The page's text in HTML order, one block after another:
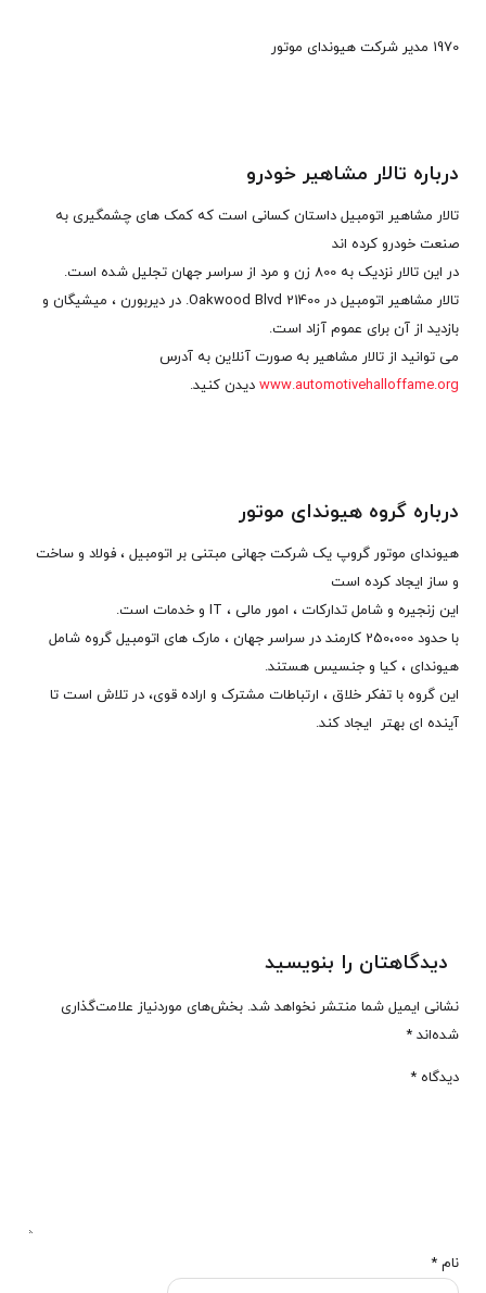
1970 مدیر شرکت هیوندای موتور
درباره تالار مشاهیر خودرو
تالار مشاهیر اتومبیل داستان کسانی است که کمک های چشمگیری به
صنعت خودرو کرده اند
در این تالار نزدیک به 800 زن و مرد از سراسر جهان تجلیل شده است.
تالار مشاهیر اتومبیل در 21400 Oakwood Blvd. در دیربورن ، میشیگان و
بازدید از آن برای عموم آزاد است.
می توانید از تالار مشاهیر به صورت آنلاین به آدرس
www.automotivehalloffame.org دیدن کنید.
درباره گروه هیوندای موتور
هیوندای موتور گروپ یک شرکت جهانی مبتنی بر اتومبیل ، فولاد و ساخت
و ساز ایجاد کرده است
این زنجیره و شامل تدارکات ، امور مالی ، IT و خدمات است.
با حدود 250،000 کارمند در سراسر جهان ، مارک های اتومبیل گروه شامل
هیوندای ، کیا و جنسیس هستند.
این گروه با تفکر خلاق ، ارتباطات مشترک و اراده قوی، در تلاش است تا
آینده ای بهتر ایجاد کند.
دیدگاهتان را بنویسید
نشانی ایمیل شما منتشر نخواهد شد. بخش‌های موردنیاز علامت‌گذاری
شده‌اند *
دیدگاه *
نام *